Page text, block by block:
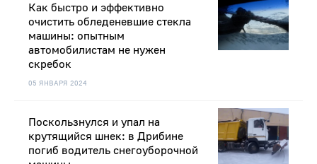
05 ЯНВАРЯ 2024
Как быстро и эффективно
очистить обледеневшие стекла
машины: опытным
автомобилистам не нужен
скребок
Поскользнулся и упал на
крутящийся шнек: в Дрибине
погиб водитель снегоуборочной